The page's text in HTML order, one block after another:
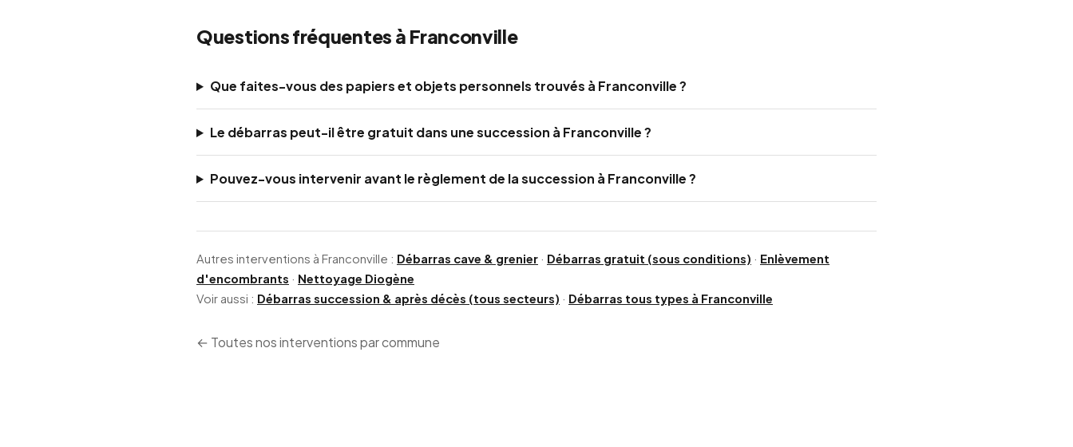
Questions fréquentes à Franconville
Que faites-vous des papiers et objets personnels trouvés à Franconville ?
Le débarras peut-il être gratuit dans une succession à Franconville ?
Pouvez-vous intervenir avant le règlement de la succession à Franconville ?
Autres interventions à Franconville : Débarras cave & grenier · Débarras gratuit (sous conditions) · Enlèvement
d'encombrants · Nettoyage Diogène
Voir aussi : Débarras succession & après décès (tous secteurs) · Débarras tous types à Franconville
← Toutes nos interventions par commune